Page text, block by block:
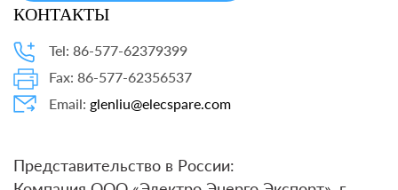
КОНТАКТЫ
Tel: 86-577-62379399
Fax: 86-577-62356537
Email: glenliu@elecspare.com
Представительство в России: